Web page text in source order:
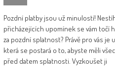
Pozdní platby jsou už minulostí!
přicházejících upomínek se vám točí
za pozdní splatnost? Právě pro vás je
která se postará o to, abyste měli
před datem splatnosti. Vyzkoušet ji